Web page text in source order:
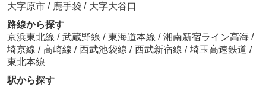
大字原市 / 鹿手袋 / 大字大谷口
路線から探す
京浜東北線 / 武蔵野線 / 東海道本線 / 湘南新宿ライン高海 /
埼京線 / 高崎線 / 西武池袋線 / 西武新宿線 / 埼玉高速鉄道 /
東北本線
駅から探す